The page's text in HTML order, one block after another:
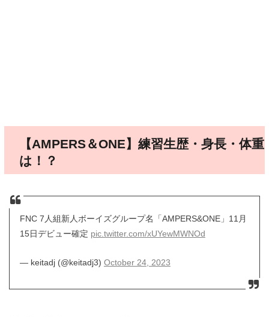
【AMPERS＆ONE】練習生歴・身長・体重
は！？
FNC 7人組新人ボーイズグループ名「AMPERS&ONE」11月
15日デビュー確定 pic.twitter.com/xUYewMWNOd
— keitadj (@keitadj3) October 24, 2023